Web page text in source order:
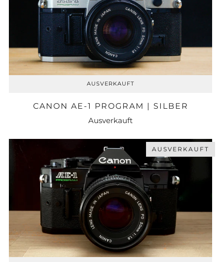
AUSVERKAUFT
CANON AE-1 PROGRAM | SILBER
Ausverkauft
AUSVERKAUFT